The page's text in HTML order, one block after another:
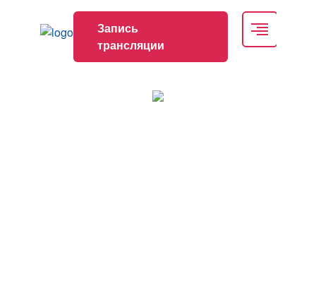
Запись
трансляции